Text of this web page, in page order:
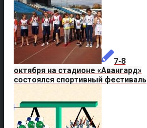
7-8
октября на стадионе «Авангард»
состоялся спортивный фестиваль